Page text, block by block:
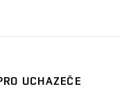
UCHAZEČE